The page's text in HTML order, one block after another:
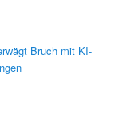
Bruch mit KI-